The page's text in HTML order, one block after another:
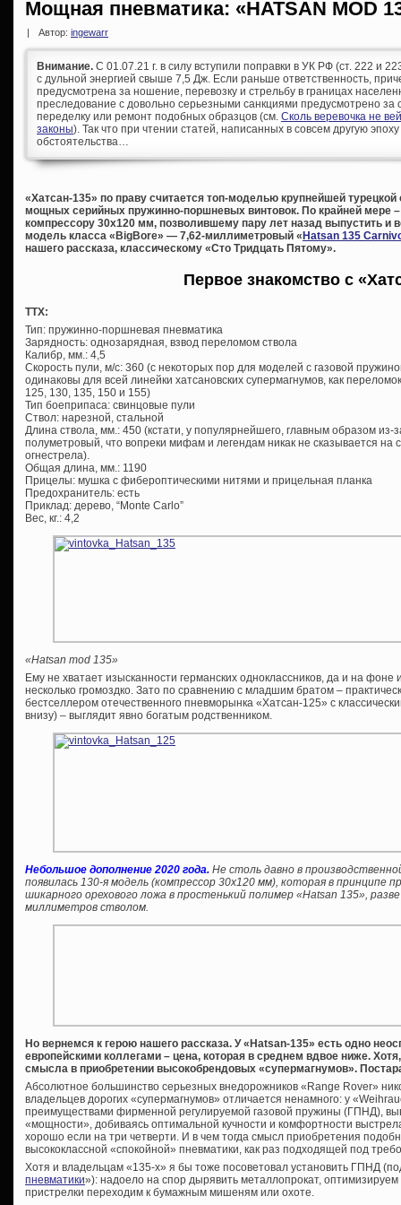
Мощная пневматика: «HATSAN MOD
| Автор: ingewarr
Внимание. С 01.07.21 г. в силу вступили поправки в УК РФ (ст. 222 и
с дульной энергией свыше 7,5 Дж. Если раньше ответственность,
предусмотрена за ношение, перевозку и стрельбу в границах
преследование с довольно серьезными санкциями предусмотрено за
переделку или ремонт подобных образцов (см. Сколь веревочка не
законы). Так что при чтении статей, написанных в совсем другую
обстоятельства…
«Хатсан-135» по праву считается топ-моделью крупнейшей
мощных серийных пружинно-поршневых винтовок. По крайней мере
компрессору 30х120 мм, позволившему пару лет назад выпустить и
модель класса «BigBore» — 7,62-миллиметровый «Hatsan 135
нашего рассказа, классическому «Сто Тридцать Пятому».
Первое знакомство с
ТТХ:
Тип: пружинно-поршневая пневматика
Зарядность: однозарядная, взвод переломом ствола
Калибр, мм.: 4,5
Скорость пули, м/с: 360 (с некоторых пор для моделей с газовой
одинаковы для всей линейки хатсановских супермагнумов, как
125, 130, 135, 150 и 155)
Тип боеприпаса: свинцовые пули
Ствол: нарезной, стальной
Длина ствола, мм.: 450 (кстати, у популярнейшего, главным образом из-
полуметровый, что вопреки мифам и легендам никак не сказывается на
огнестрела).
Общая длина, мм.: 1190
Прицелы: мушка с фибероптическими нитями и прицельная планка
Предохранитель: есть
Приклад: дерево, “Monte Carlo”
Вес, кг.: 4,2
«Hatsan mod 135»
Ему не хватает изысканности германских одноклассников, да и на фоне
несколько громоздко. Зато по сравнению с младшим братом –
бестселлером отечественного пневморынка «Хатсан-125» с
внизу) – выглядит явно богатым родственником.
Небольшое дополнение 2020 года. Не столь давно в
появилась 130-я модель (компрессор 30х120 мм), которая в принципе
шикарного орехового ложа в простенький полимер «Hatsan 135»,
миллиметров стволом.
Но вернемся к герою нашего рассказа. У «Hatsan-135» есть одно
европейскими коллегами – цена, которая в среднем вдвое ниже.
смысла в приобретении высокобрендовых «супермагнумов».
Абсолютное большинство серьезных внедорожников «Range Rover»
владельцев дорогих «супермагнумов» отличается ненамного: у
преимуществами фирменной регулируемой газовой пружины (ГПНД),
«мощности», добиваясь оптимальной кучности и комфортности
хорошо если на три четверти. И в чем тогда смысл приобретения
высококлассной «спокойной» пневматики, как раз подходящей под
Хотя и владельцам «135-х» я бы тоже посоветовал установить ГПНД
пневматики»): надоело на спор дырявить металлопрокат,
пристрелки переходим к бумажным мишеням или охоте.